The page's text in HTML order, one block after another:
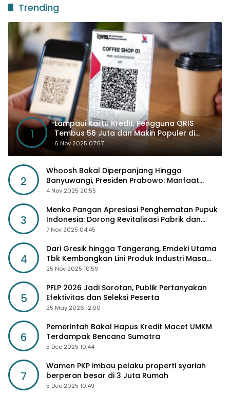
Trending
1
Lampaui Kartu Kredit, Pengguna QRIS
Tembus 56 Juta dan Makin Populer di
Kancah Global
6 Nov 2025 07:57
2
Whoosh Bakal Diperpanjang Hingga
Banyuwangi, Presiden Prabowo: Manfaat
Sosial Lebih Besar
4 Nov 2025 20:55
3
Menko Pangan Apresiasi Penghematan Pupuk
Indonesia: Dorong Revitalisasi Pabrik dan
Diskon Harga Pupuk
7 Nov 2025 04:45
4
Dari Gresik hingga Tangerang, Emdeki Utama
Tbk Kembangkan Lini Produk Industri Masa
Depan
25 Nov 2025 10:59
5
PFLP 2026 Jadi Sorotan, Publik Pertanyakan
Efektivitas dan Seleksi Peserta
25 May 2026 12:00
6
Pemerintah Bakal Hapus Kredit Macet UMKM
Terdampak Bencana Sumatra
5 Dec 2025 10:44
7
Wamen PKP imbau pelaku properti syariah
berperan besar di 3 Juta Rumah
5 Dec 2025 10:49